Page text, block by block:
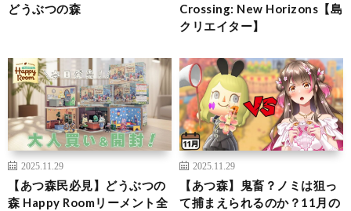
どうぶつの森
Crossing: New Horizons【島
クリエイター】
2025.11.29
【あつ森民必見】どうぶつの
森 Happy Roomリーメント全
2025.11.29
【あつ森】鬼畜？ノミは狙っ
て捕まえられるのか？11月の